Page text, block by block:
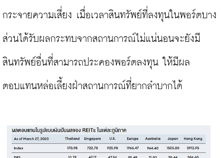
กระจายความเสี่ยง เมื่อเวลาสินทรัพย์ที่ลงทุนในพอร์ตบาง
ส่วนได้รับผลกระทบจากสถานการณ์ไม่แน่นอนจะยังมี
สินทรัพย์อื่นที่สามารถประคองพอร์ตลงทุน ให้มีผล
ตอบแทนหล่อเลี้ยงฝ่าสถานการณ์ที่ยากลำบากได้